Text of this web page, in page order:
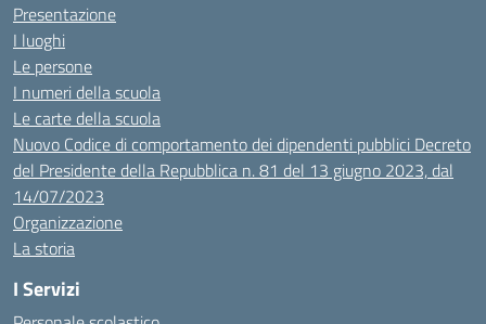
Presentazione
I luoghi
Le persone
I numeri della scuola
Le carte della scuola
Nuovo Codice di comportamento dei dipendenti pubblici Decreto
del Presidente della Repubblica n. 81 del 13 giugno 2023, dal
14/07/2023
Organizzazione
La storia
I Servizi